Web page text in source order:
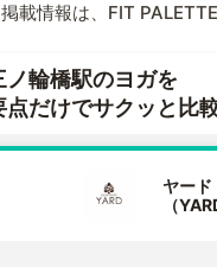
載情報は、FIT
ノ輪橋駅のヨガを
点だけでサクッと比
ヤード
（